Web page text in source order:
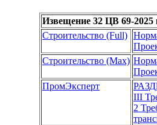
Извещение 32 ЦВ 69-
Строительство (Full)
Строительство (Max)
ПромЭксперт
III
2